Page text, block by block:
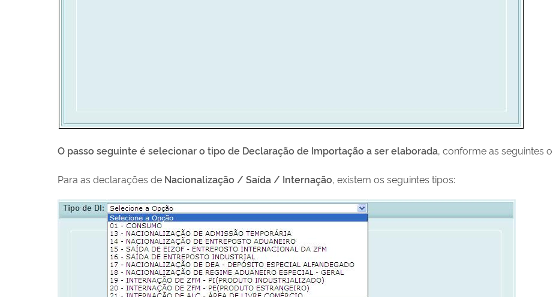
O passo seguinte é selecionar o tipo de Declaração de Importação a ser elaborada, conforme as seguintes
Para as declarações de Nacionalização / Saída / Internação, existem os seguintes tipos: